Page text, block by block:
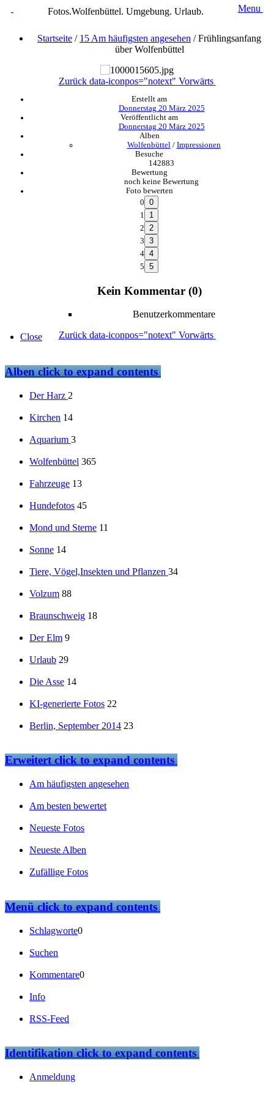
Fotos.Wolfenbüttel. Umgebung. Urlaub. Menu
Startseite / 15 Am häufigsten angesehen /Frühlingsanfang
über Wolfenbüttel
Zurück data-iconpos="notext" Vorwärts
Erstellt am
Donnerstag 20 März 2025
Veröffentlicht am
Donnerstag 20 März 2025
Alben
Wolfenbüttel / Impressionen
Besuche
142883
Bewertung
noch keine Bewertung
Foto bewerten
0
1
2
3
4
5
Kein Kommentar (0)
Benutzerkommentare
Zurück data-iconpos="notext" Vorwärts
Close
Albenclick to expand contents
Der Harz 2
Kirchen 14
Aquarium 3
Wolfenbüttel 365
Fahrzeuge 13
Hundefotos 45
Mond und Sterne 11
Sonne 14
Tiere, Vögel,Insekten und Pflanzen 34
Volzum 88
Braunschweig 18
Der Elm 9
Urlaub 29
Die Asse 14
KI-generierte Fotos 22
Berlin, September 2014 23
Erweitertclick to expand contents
Am häufigsten angesehen
Am besten bewertet
Neueste Fotos
Neueste Alben
Zufällige Fotos
Menüclick to expand contents
Schlagworte0
Suchen
Kommentare0
Info
RSS-Feed
Identifikationclick to expand contents
Anmeldung